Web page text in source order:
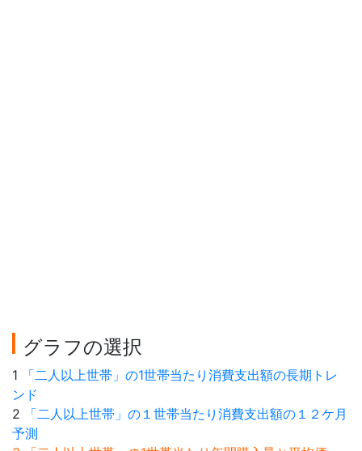
グラフの選択
1
「二人以上世帯」の1世帯当たり消費支出額の長期トレ
ンド
2
「二人以上世帯」の１世帯当たり消費支出額の１２ケ月
予測